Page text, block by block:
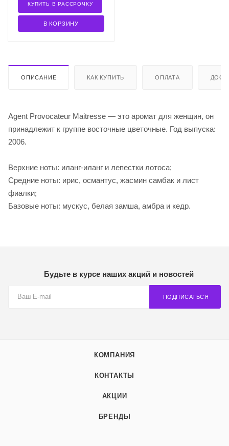
В КОРЗИНУ
КУПИТЬ В РАССРОЧКУ
ОПИСАНИЕ КАК КУПИТЬ ОПЛАТА
Agent Provocateur Maitresse — это аромат для женщин, он
принадлежит к группе восточные цветочные. Год выпуска:
2006.
Верхние ноты: иланг-иланг и лепестки лотоса;
Средние ноты: ирис, османтус, жасмин самбак и лист
фиалки;
Базовые ноты: мускус, белая замша, амбра и кедр.
Будьте в курсе наших акций и новостей
ПОДПИСАТЬСЯ
КОМПАНИЯ
КОНТАКТЫ
АКЦИИ
БРЕНДЫ